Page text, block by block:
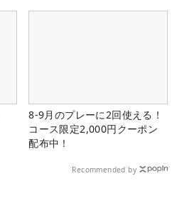
8-9月のプレーに2回使える！
コース限定2,000円クーポン
配布中！
Recommended by